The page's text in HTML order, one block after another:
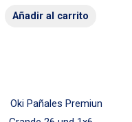
Añadir al carrito